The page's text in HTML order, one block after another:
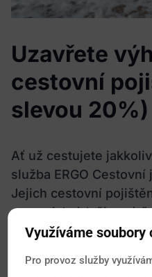
Uzavřete
cestovní
slevou 20%)
Ať už cestujete
služba ERGO
Jejich cestovní
nemoci, krádeži,
případů. Mají síť
bylo co nejlépe
Využíváme soubory
Pro provoz služby